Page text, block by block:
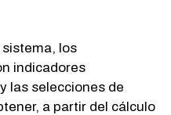
los
indicadores
las selecciones de
a partir del cálculo